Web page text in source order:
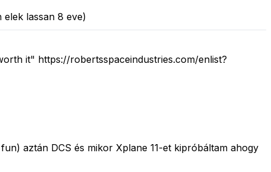
elek lassan 8 eve)
it" https://robertsspaceindustries.com/enlist?
aztán DCS és mikor Xplane 11-et kipróbáltam ahogy